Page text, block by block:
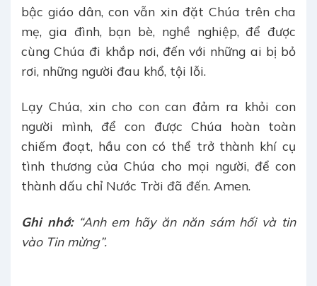
bậc giáo dân, con vẫn xin đặt Chúa trên cha
mẹ, gia đình, bạn bè, nghề nghiệp, để được
cùng Chúa đi khắp nơi, đến với những ai bị bỏ
rơi, những người đau khổ, tội lỗi.
Lạy Chúa, xin cho con can đảm ra khỏi con
người mình, để con được Chúa hoàn toàn
chiếm đoạt, hầu con có thể trở thành khí cụ
tình thương của Chúa cho mọi người, để con
thành dấu chỉ Nước Trời đã đến. Amen.
Ghi nhớ: “Anh em hãy ăn năn sám hối và tin
vào Tin mừng”.